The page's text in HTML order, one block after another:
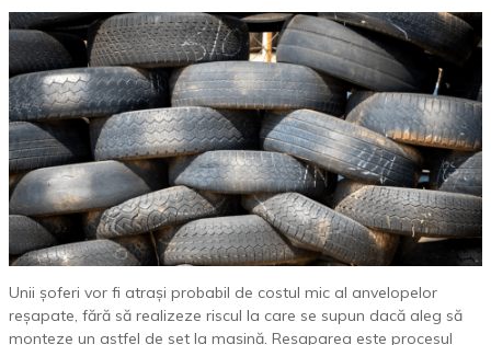
Unii șoferi vor fi atrași probabil de costul mic al anvelopelor
reșapate, fără să realizeze riscul la care se supun dacă aleg să
monteze un astfel de set la mașină. Reșaparea este procesul